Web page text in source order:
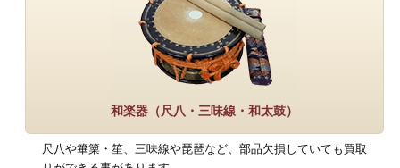
和楽器（尺八・三味線・和太鼓）
尺八や篳篥・笙、三味線や琵琶など、部品欠損していても買取